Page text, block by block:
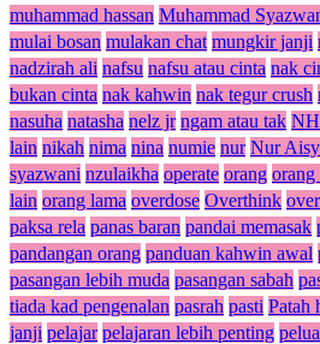
muhammad hassan Muhammad
mulai bosan mulakan chat mungkir janji
nadzirah ali nafsu nafsu atau cinta nak
bukan cinta nak kahwin nak tegur crush
nasuha natasha nelz jr ngam atau tak NH
lain nikah nima nina numie nur Nur
syazwani nzulaikha operate orang orang
lain orang lama overdose Overthink
paksa rela panas baran pandai memasak
pandangan orang panduan kahwin awal
pasangan lebih muda pasangan sabah
tiada kad pengenalan pasrah pasti Patah
janji pelajar pelajaran lebih penting